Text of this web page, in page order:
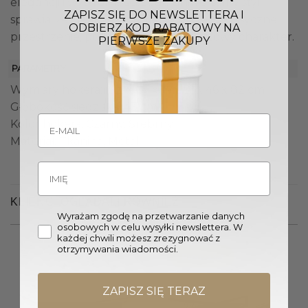
sprawia, że idealnie wpisuje się także w klasyczne
przestrzenie, podkreślając ich prestiżowy charakter.
PARAMETRY
Wymiary hokera: (Sz. x Gł. x W.): 51 x 46 x 82 cm
Głębokość siedziska: 43 cm
Kolor hokera: Czarny, Srebrny
Materiał: Tkanina, Metal
KLIENCI OGLĄDALI RÓWNIEŻ
ZAPISZ SIĘ DO NEWSLETTERA I
ODBIERZ KOD RABATOWY NA
PIERWSZE ZAKUPY
Wyrażam zgodę na przetwarzanie danych
osobowych w celu wysyłki newslettera. W
każdej chwili możesz zrezygnować z
otrzymywania wiadomości.
ZAPISZ SIĘ TERAZ